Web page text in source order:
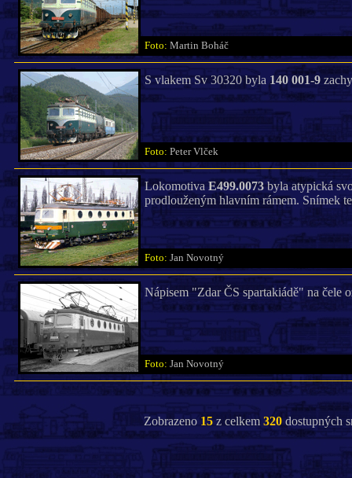
Foto: Martin Boháč
S vlakem Sv 30320 byla 140 001-9
Foto: Peter Vlček
Lokomotiva E499.0073byla atypická
prodlouženým hlavním rámem. Snímek
Foto: Jan Novotný
Nápisem "Zdar ČS spartakiádě" na čele
Foto: Jan Novotný
Zobrazeno15z celkem 320dostupných